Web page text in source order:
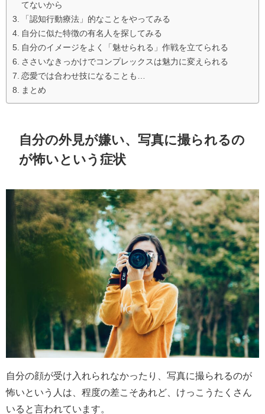
てないから
「認知行動療法」的なことをやってみる
自分に似た特徴の有名人を探してみる
自分のイメージをよく「魅せられる」作戦を立てられる
ささいなきっかけでコンプレックスは魅力に変えられる
恋愛では合わせ技になることも…
まとめ
自分の外見が嫌い、写真に撮られるの
が怖いという症状
自分の顔が受け入れられなかったり、写真に撮られるのが
怖いという人は、程度の差こそあれど、けっこうたくさん
いると言われています。